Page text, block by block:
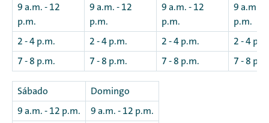
9 a.m. - 12
p.m.
9 a.m. - 12
p.m.
9 a.m. - 12
p.m.
9 a.m. -
p.m.
2 - 4 p.m.
2 - 4 p.m. 2 - 4 p.m.
2 - 4
7 - 8 p.m.
7 - 8 p.m. 7 - 8 p.m. 7 - 8
Sábado
Domingo
9 a.m. - 12 p.m.
9 a.m. - 12 p.m.